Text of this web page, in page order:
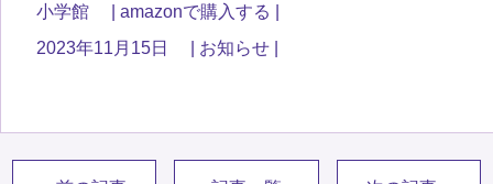
小学館
amazonで購入する
2023年11月15日
お知らせ